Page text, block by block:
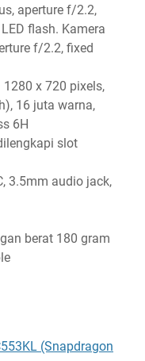
aperture f/2.2,
flash. Kamera
f/2.2, fixed
x 720 pixels,
16 juta warna,
6H
slot
3.5mm audio jack,
berat 180 gram
(Snapdragon